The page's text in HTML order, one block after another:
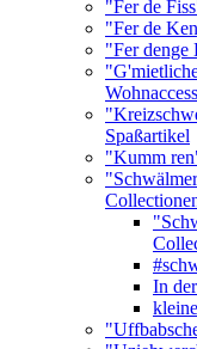
"Fer de
"Fer de
"Fer denge
Spaßartikel
"Kumm
In